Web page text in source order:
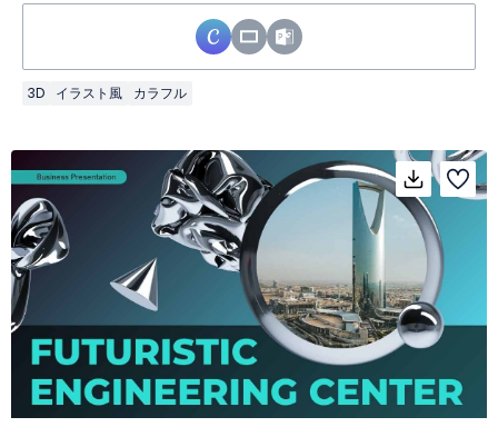
3D イラスト風 カラフル